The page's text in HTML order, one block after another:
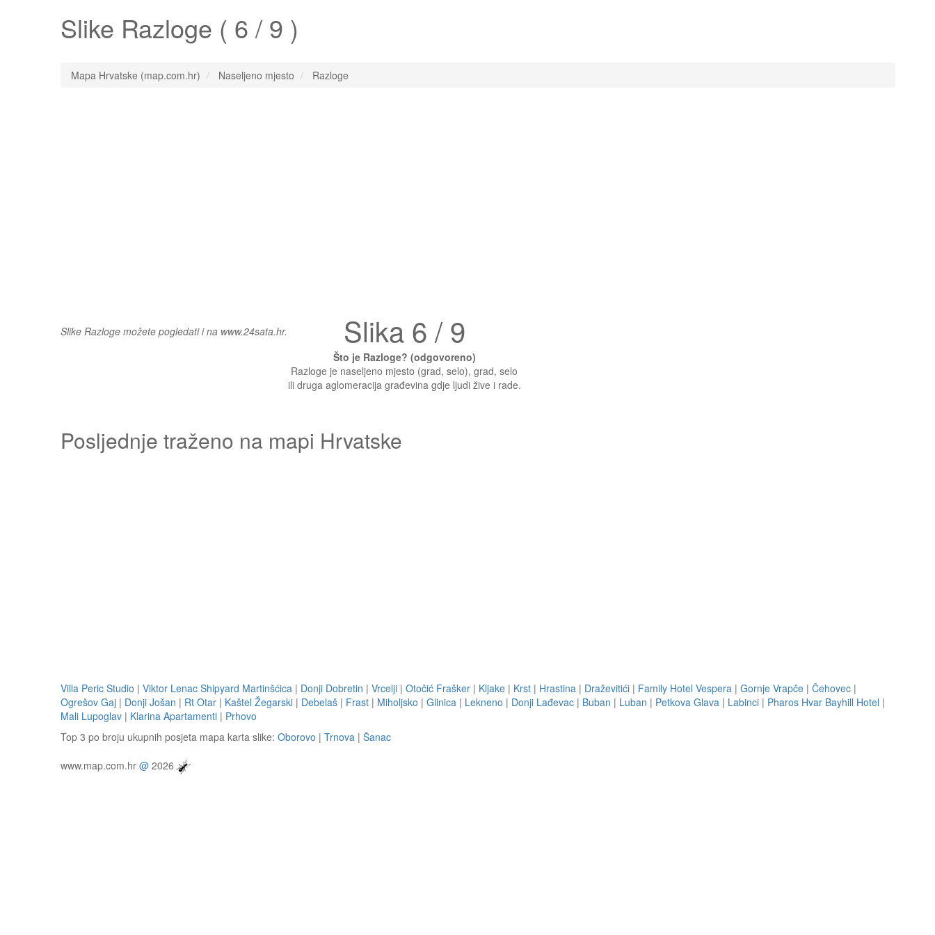
Slike Razloge ( 6 / 9 )
Mapa Hrvatske (map.com.hr) Naseljeno mjesto Razloge
Slike Razloge možete pogledati i na www.24sata.hr. Slika 6 / 9
Što je Razloge? (odgovoreno)
Razloge je naseljeno mjesto (grad, selo), grad, selo
ili druga aglomeracija građevina gdje ljudi žive i rade.
Posljednje traženo na mapi Hrvatske
Villa Peric Studio | Viktor Lenac Shipyard Martinšćica | Donji Dobretin | Vrcelji | Otočić Frašker | Kljake | Krst | Hrastina | Draževitići | Family Hotel Vespera | Gornje Vrapče | Čehovec |
Ogrešov Gaj | Donji Jošan | Rt Otar | Kaštel Žegarski | Debelaš | Frast | Miholjsko | Glinica | Lekneno | Donji Lađevac | Buban | Luban | Petkova Glava | Labinci | Pharos Hvar Bayhill Hotel |
Mali Lupoglav | Klarina Apartamenti | Prhovo
Top 3 po broju ukupnih posjeta mapa karta slike: Oborovo | Trnova | Šanac
www.map.com.hr @ 2026